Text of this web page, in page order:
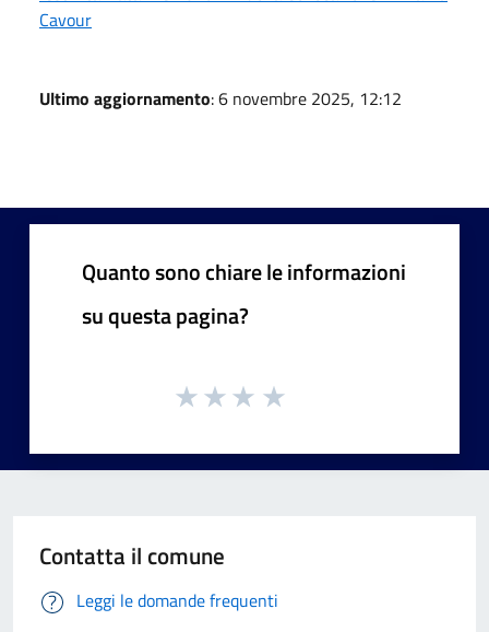
Cavour
Ultimo aggiornamento: 6 novembre 2025, 12:12
Quanto sono chiare le informazioni
su questa pagina?
Contatta il comune
Leggi le domande frequenti